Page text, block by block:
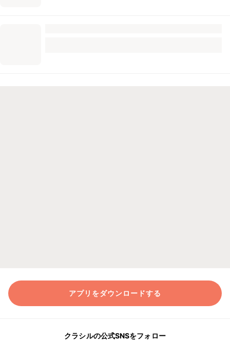
アプリをダウンロードする
クラシルの公式SNSをフォロー